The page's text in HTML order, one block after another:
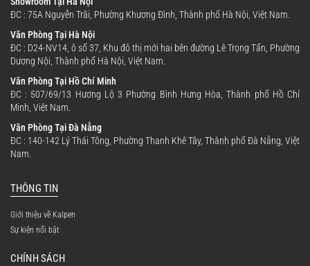
ĐC : 75A Nguyễn Trãi, Phường Khương Đình, Thành phố Hà Nội, Việt Nam.
Văn Phòng Tại Hà Nội
ĐC : D24-NV14, ô số 37, Khu đô thị mới hai bên đường Lê Trọng Tấn, Phường
Dương Nội, Thành phố Hà Nội, Việt Nam.
Văn Phòng Tại Hồ Chí Minh
ĐC : 507/69/13 Hương Lộ 3 Phường Bình Hưng Hòa, Thành phố Hồ Chí
Minh, Việt Nam.
Văn Phòng Tại Đà Nẵng
ĐC : 140-142 Lý Thái Tông, Phường Thanh Khê Tây, Thành phố Đà Nẵng, Việt
Nam.
THÔNG TIN
Giới thiệu về Kalpen
Sự kiện nổi bật
CHÍNH SÁCH